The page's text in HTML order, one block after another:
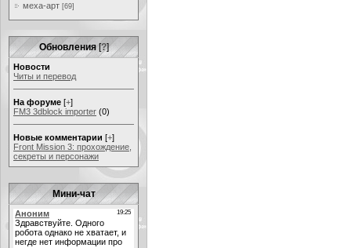
меха-арт [69]
Обновления [?]
Новости
Читы и перевод
На форуме [+]
FM3 3dblock importer (0)
Новые комментарии [+]
Front Mission 3: прохождение,
секреты и персонажи
Мини-чат